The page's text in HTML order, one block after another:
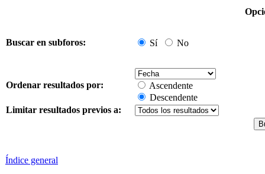
Buscar en subforos: Sí No
Ordenar resultados por:
Ascendente
Descendente
Limitar resultados previos a:
Índice general